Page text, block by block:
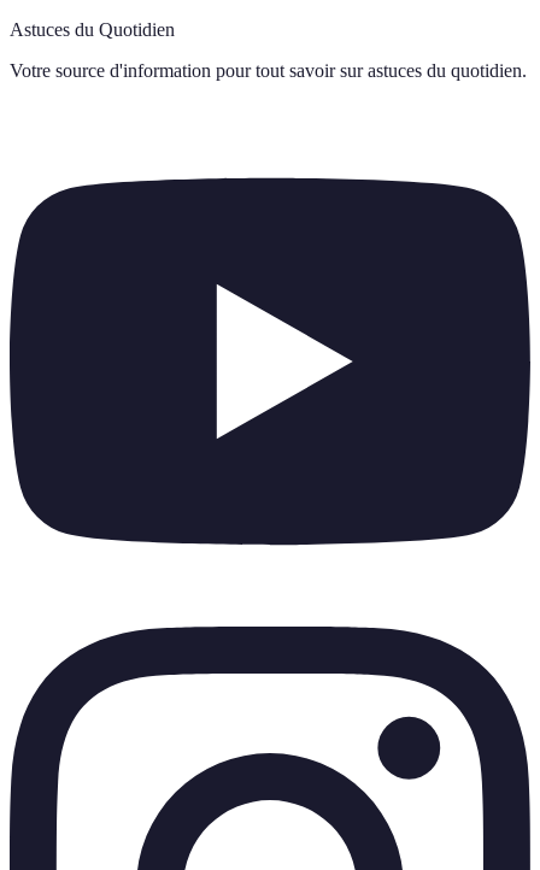
Astuces du Quotidien
Votre source d'information pour tout savoir sur astuces du quotidien.